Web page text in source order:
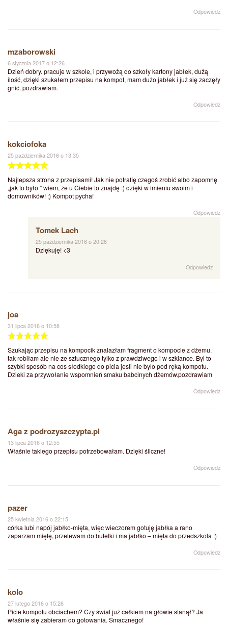
Odpowiedz
mzaborowski
6 stycznia 2017 o 12:26
Dzień dobry. pracuje w szkole, i przywożą do szkoły kartony jabłek, dużą
ilość, dzięki szukałem przepisu na kompot, mam dużo jabłek i już się zaczęły
gnić. pozdrawiam.
Odpowiedz
kokciofoka
25 października 2016 o 13:35
Najlepsza strona z przepisami! Jak nie potrafię czegoś zrobić albo zapomnę
„jak to było ” wiem, że u Ciebie to znajdę :) dzięki w imieniu swoim i
domowników! :) Kompot pycha!
Odpowiedz
Tomek Lach
25 października 2016 o 20:26
Dziękuję! <3
Odpowiedz
joa
31 lipca 2016 o 10:58
Szukając przepisu na kompocik znalazłam fragment o kompocie z dżemu.
tak robiłam ale nie ze sztucznego tylko z prawdziwego i w szklance. Byl to
szybki sposób na cos słodkiego do picia jesli nie bylo pod ręką kompotu.
Dzieki za przywołanie wspomnień smaku babcinych dżemów.pozdrawiam
Odpowiedz
Aga z podrozyszczypta.pl
13 lipca 2016 o 12:55
Właśnie takiego przepisu potrzebowałam. Dzięki śliczne!
Odpowiedz
pazer
25 kwietnia 2016 o 22:15
córka lubi napój jabłko-mięta, więc wieczorem gotuję jabłka a rano
zaparzam miętę, przelewam do butelki i ma jabłko – mięta do przedszkola :)
Odpowiedz
kolo
27 lutego 2016 o 15:26
Picie kompotu obciachem? Czy świat już całkiem na głowie stanął? Ja
właśnie się zabieram do gotowania. Smacznego!